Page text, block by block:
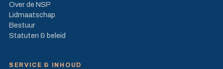
Over de NSP
Lidmaatschap
Bestuur
Statuten & beleid
SERVICE & INHOUD